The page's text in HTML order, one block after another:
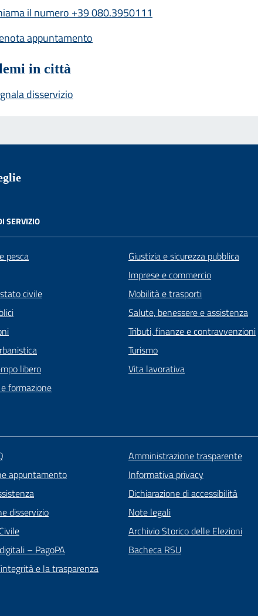
il numero +39 080.3950111
appuntamento
in città
disservizio
SERVIZIO
pesca
civile
libero
formazione
Giustizia e sicurezza pubblica
Imprese e commercio
Mobilità e trasporti
Salute, benessere e assistenza
Tributi, finanze e contravvenzioni
Turismo
Vita lavorativa
appuntamento
disservizio
– PagoPA
e la trasparenza
Amministrazione trasparente
Informativa privacy
Dichiarazione di accessibilità
Note legali
Archivio Storico delle Elezioni
Bacheca RSU